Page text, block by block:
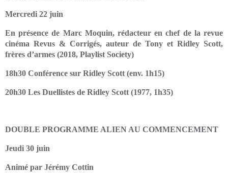
Mercredi 22 juin
En présence de Marc Moquin, rédacteur en chef de la revue
cinéma Revus & Corrigés, auteur de Tony et Ridley Scott,
frères d’armes (2018, Playlist Society)
18h30 Conférence sur Ridley Scott (env. 1h15)
20h30 Les Duellistes de Ridley Scott (1977, 1h35)
DOUBLE PROGRAMME ALIEN AU COMMENCEMENT
Jeudi 30 juin
Animé par Jérémy Cottin